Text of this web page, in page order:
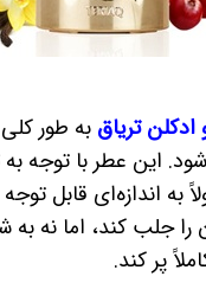
تریاق به طور
این عطر با توجه
به اندازه‌ای قابل
را جلب کند، اما نه به
پر کند.